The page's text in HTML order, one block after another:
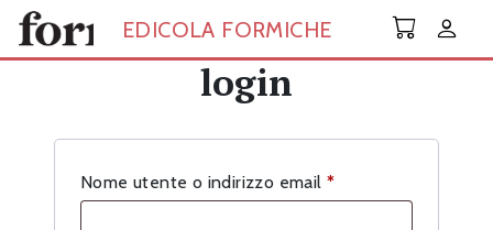
Skip to main content
EDICOLA FORMICHE
login
Nome utente o indirizzo email *Richiesto